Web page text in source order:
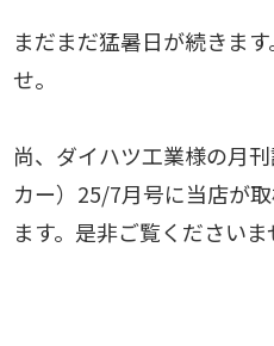
まだまだ猛暑日が続きま
せ。
尚、ダイハツ工業様の月
カー）25/7月号に当店が
ます。是非ご覧くださいま